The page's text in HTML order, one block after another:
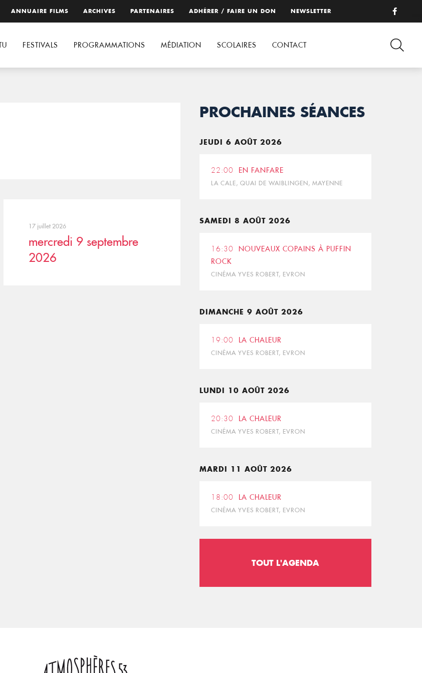
ANNUAIRE FILMS ARCHIVES PARTENAIRES ADHÉRER / FAIRE UN DON NEWSLETTER
FESTIVALS PROGRAMMATIONS MÉDIATION SCOLAIRES CONTACT
17 juillet 2026
mercredi 9 septembre
2026
PROCHAINES SÉANCES
JEUDI 6 AOÛT 2026
22:00 EN FANFARE
LA CALE, QUAI DE WAIBLINGEN, MAYENNE
SAMEDI 8 AOÛT 2026
16:30
NOUVEAUX COPAINS À PUFFIN
ROCK
CINÉMA YVES ROBERT, EVRON
DIMANCHE 9 AOÛT 2026
19:00 LA CHALEUR
CINÉMA YVES ROBERT, EVRON
LUNDI 10 AOÛT 2026
20:30 LA CHALEUR
CINÉMA YVES ROBERT, EVRON
MARDI 11 AOÛT 2026
18:00 LA CHALEUR
CINÉMA YVES ROBERT, EVRON
TOUT L'AGENDA